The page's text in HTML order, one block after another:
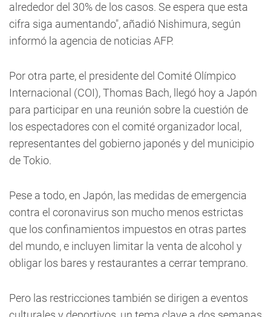
alrededor del 30% de los casos. Se espera que esta
cifra siga aumentando", añadió Nishimura, según
informó la agencia de noticias AFP.
Por otra parte, el presidente del Comité Olímpico
Internacional (COI), Thomas Bach, llegó hoy a Japón
para participar en una reunión sobre la cuestión de
los espectadores con el comité organizador local,
representantes del gobierno japonés y del municipio
de Tokio.
Pese a todo, en Japón, las medidas de emergencia
contra el coronavirus son mucho menos estrictas
que los confinamientos impuestos en otras partes
del mundo, e incluyen limitar la venta de alcohol y
obligar los bares y restaurantes a cerrar temprano.
Pero las restricciones también se dirigen a eventos